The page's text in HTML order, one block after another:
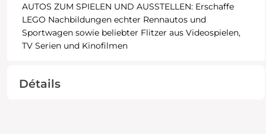
AUTOS ZUM SPIELEN UND AUSSTELLEN: Erschaffe
LEGO Nachbildungen echter Rennautos und
Sportwagen sowie beliebter Flitzer aus Videospielen,
TV Serien und Kinofilmen
Détails